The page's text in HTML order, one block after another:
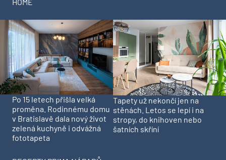
Po 15 letech přišla velká
proměna. Rodinnému domu
v Bratislavě dala nový život
zelená kuchyně i odvážná
fototapeta
Tapety už nekončí jen na
stěnách. Letos se lepí i na
stropy, do knihoven nebo
šatních skříní